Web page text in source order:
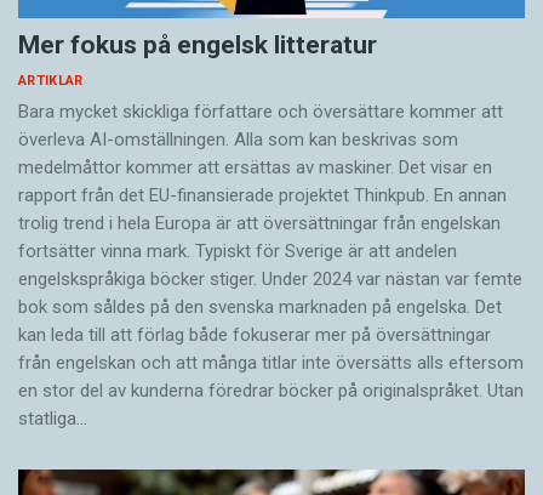
När han för första gången besökte de svenska
utgrävningarna i Labranda sommaren 1960 hade
han vandrat hela den långa vägen upp i bergen.
Studiebesöket resulterade i att han blev kvar en
vecka och hjälpte till på den magnifika platsen
med sina välbevarade ruiner omgivna av
pinjeskog, lummig grönska och källsprång med
friskt vatten. I dag finns en knagglig väg upp till
tempelplatsen, som med sin vackra natur och
milsvida utsikt är värd att besöka även för den
som inte är arkeologiintresserad.
soldater troligtvis var förlagd till fortet Burgaz
Mer fokus på engelsk litteratur
ARTIKLAR
Bara mycket skickliga författare och översättare ­kommer att
överleva AI-omställningen. Alla som kan beskrivas som
medelmåttor kommer att ersättas av maskiner. Det visar en
rapport från det EU-finansierade projektet Thinkpub. En annan
trolig trend i hela Europa är att översättningar från engelskan
fortsätter vinna mark. Typiskt för Sverige är att andelen
engelskspråkiga böcker stiger. Under 2024 var nästan var femte
bok som såldes på den svenska marknaden på engelska. Det
kan leda till att förlag både fokuserar mer på översättningar
från engelskan och att många titlar inte översätts alls eftersom
en stor del av kunderna föredrar böcker på originalspråket. Utan
statliga…